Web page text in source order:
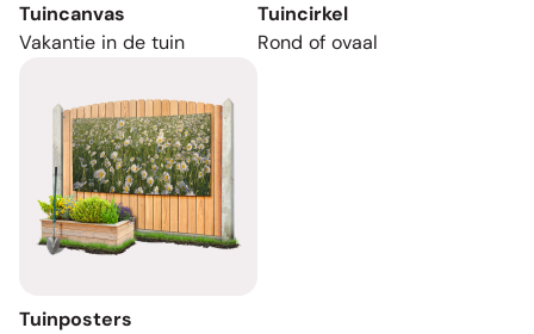
Tuincanvas
Vakantie in de tuin
Tuincirkel
Rond of ovaal
Tuinposters